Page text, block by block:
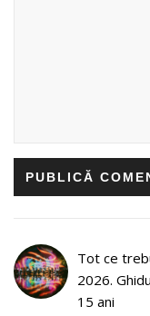
Tot ce
2026.
15 ani